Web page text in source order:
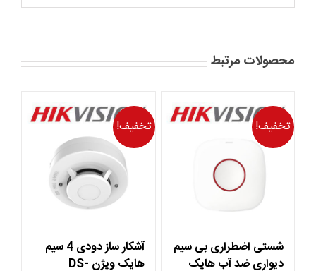
محصولات مرتبط
تخفیف!
شستی اضطراری بی سیم
دیواری ضد آب هایک
تخفیف!
آشکار ساز دودی 4 سیم
هایک ویژن DS-